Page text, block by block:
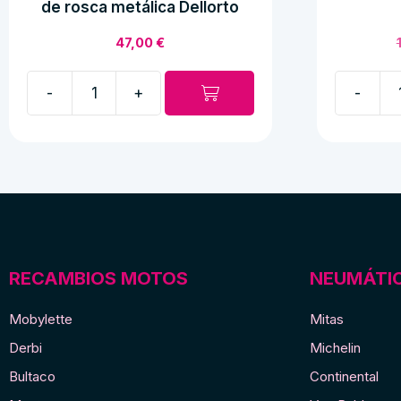
de rosca metálica Dellorto
47,00€
-
Carburador
Dellorto
+ -
de
RECAMBIOS MOTOS
Mobylette
Derbi
Bultaco
Mitas
Michelin
Continental